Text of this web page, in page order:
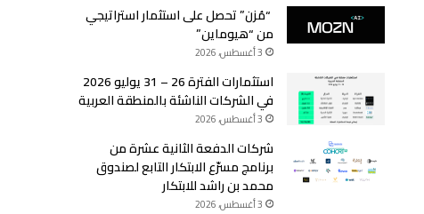
“مُزن” تحصل على استثمار استراتيجي
من “هيوماين”
3 أغسطس، 2026
استثمارات الفترة 26 – 31 يوليو 2026
في الشركات الناشئة بالمنطقة العربية
3 أغسطس، 2026
شركات الدفعة الثانية عشرة من
برنامج مسرّع الابتكار التابع لصندوق
محمد بن راشد للابتكار
3 أغسطس، 2026